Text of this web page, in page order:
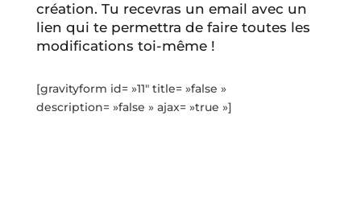
création. Tu recevras un email avec un
lien qui te permettra de faire toutes les
modifications toi-même !
[gravityform id= »11″ title= »false »
description= »false » ajax= »true »]